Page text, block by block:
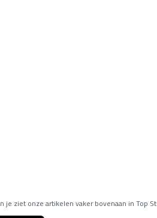
je ziet onze artikelen vaker bovenaan in Top